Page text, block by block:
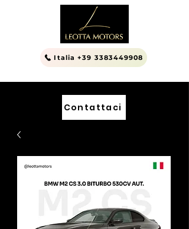
Italia +39 3383449908
Contattaci